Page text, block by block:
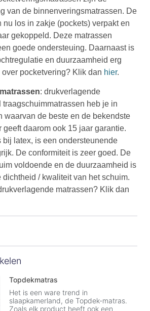
van de binnenveringsmatrassen. De
nu los in zakje (pockets) verpakt en
gekoppeld. Deze matrassen
goede ondersteuing. Daarnaast is
en duurzaamheid erg
over pocketvering? Klik dan hier.
: drukverlagende
traagschuimmatrassen heb je in
waarvan de beste en de bekendste
geeft daarom ook 15 jaar garantie.
bij latex, is een ondersteunende
De conformiteit is zeer goed. De
voldoende en de duurzaamheid is
/ kwaliteit van het schuim.
matrassen? Klik dan
Topdekmatras
Het is een ware trend in
slaapkamerland, de Topdek-matras.
Zoals elk product heeft ook een